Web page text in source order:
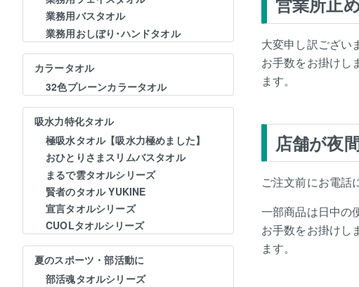
業務用バスタオル
業務用おしぼり･ハンドタオル
カラータオル
32色プレーンカラータオル
吸水力特化タオル
極吸水タオル【吸水力極めました】
おひとりさまスリムバスタオル
まるで雲タオルシリーズ
賢者のタオル YUKINE
宣言タオルシリーズ
CUOLタオルシリーズ
夏のスポーツ・部活動に
部活魂タオルシリーズ
大変申し訳ござい
お手数をお掛けし
ます。
店舗が夜
ご注文前にお電話
一部商品は日中の
お手数をお掛けし
ます。